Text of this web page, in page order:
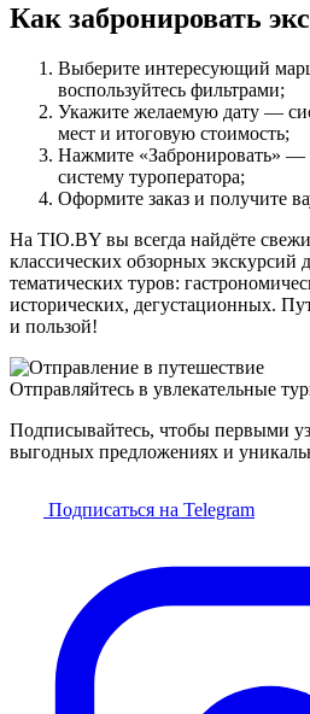
Как забронировать
Выберите интересующий
воспользуйтесь фильтрами;
Укажите желаемую дату —
мест и итоговую стоимость;
Нажмите «Забронировать» —
систему туроператора;
Оформите заказ и получите
На TIO.BY вы всегда найдёте
классических обзорных экскурсий
тематических туров:
исторических, дегустационных.
и пользой!
Отправляйтесь в увлекательные
Подписывайтесь, чтобы первыми
выгодных предложениях и
Подписаться на Telegram